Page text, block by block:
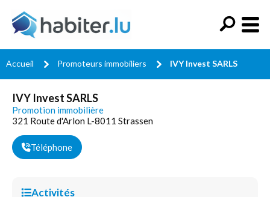
Accueil Promoteurs immobiliers IVY Invest SARLS
IVY Invest SARLS
Promotion immobilière
321 Route d'Arlon L-8011 Strassen
Téléphone
Activités